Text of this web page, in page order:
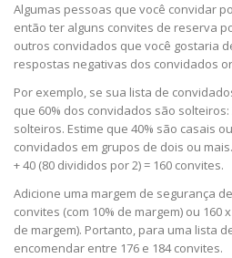
Algumas pessoas que você convidar
então ter alguns convites de reserva
outros convidados que você gostaria
respostas negativas dos convidados
Por exemplo, se sua lista de
que 60% dos convidados são solteiros:
solteiros. Estime que 40% são casais
convidados em grupos de dois ou
+ 40 (80 divididos por 2) = 160 convites.
Adicione uma margem de segurança de
convites (com 10% de margem) ou 160
de margem). Portanto, para uma lista
encomendar entre 176 e 184 convites.